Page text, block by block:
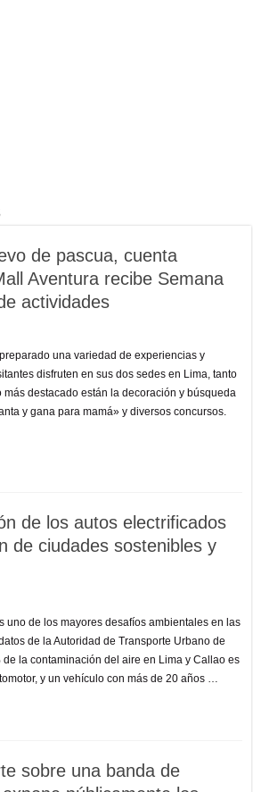
de pascua, cuenta
Aventura recibe Semana
actividades
una variedad de experiencias y
disfruten en sus dos sedes en Lima, tanto
más destacado están la decoración y búsqueda
y gana para mamá» y diversos concursos.
de los autos electrificados
de ciudades sostenibles y
uno de los mayores desafíos ambientales en las
de la Autoridad de Transporte Urbano de
de la contaminación del aire en Lima y Callao es
y un vehículo con más de 20 años …
sobre una banda de